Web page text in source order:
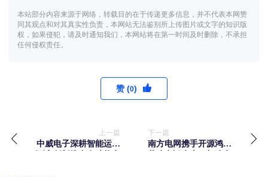
本站部分内容来源于网络，转载目的在于传递更多信息，并不代表本网赞
同其观点和对其真实性负责，本网站无法鉴别所上传图片或文字的知识版
权，如果侵犯，请及时通知我们，本网站将在第一时间及时删除，不承担
任何侵权责任。
赞 (0)
上一篇
中威电子深耕智能运维
下一篇
南方电网携手开源鸿蒙